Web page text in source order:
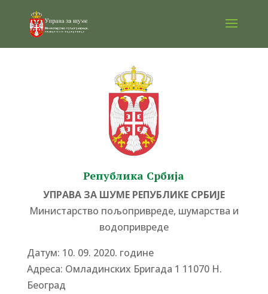
Република Србија
УПРАВА ЗА ШУМЕ РЕПУБЛИКЕ СРБИЈЕ
Министарство пољопривреде, шумарства и
водопривреде
Датум: 10. 09. 2020. године
Адреса: Омладинских Бригада 1 11070 Н.
Београд